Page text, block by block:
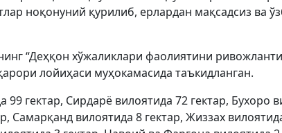
ноқонуний қурилиб, ерлардан мақсадсиз ва
“Деҳқон хўжаликлари фаолиятини
лойиҳаси муҳокамасида таъкидланган.
гектар, Сирдарё вилоятида 72 гектар, Бухоро
Самарқанд вилоятида 8 гектар, Жиззах